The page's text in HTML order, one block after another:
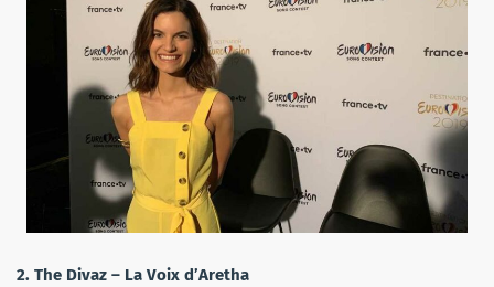
2. The Divaz – La Voix d’Aretha